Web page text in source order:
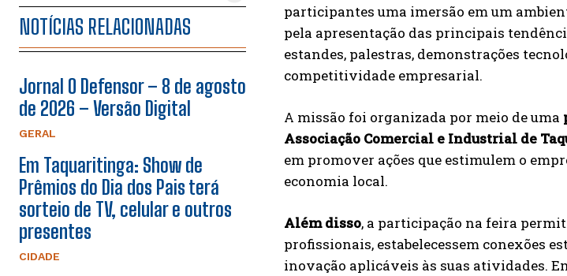
NOTÍCIAS RELACIONADAS
Jornal O Defensor – 8 de agosto
de 2026 – Versão Digital
GERAL
Em Taquaritinga: Show de
Prêmios do Dia dos Pais terá
sorteio de TV, celular e outros
presentes
CIDADE
participantes uma imersão em um
pela apresentação das principais
estandes, palestras, demonstrações
competitividade empresarial.
A missão foi organizada por meio de uma
Associação Comercial e Industrial de
em promover ações que estimulem o
economia local.
Além disso, a participação na feira
profissionais, estabelecessem conexões
inovação aplicáveis às suas atividades.